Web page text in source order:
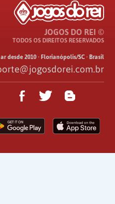
JOGOS DO REI ©
TODOS OS DIREITOS RESERVADOS
desde 2010 · Florianópolis/SC · Brasil